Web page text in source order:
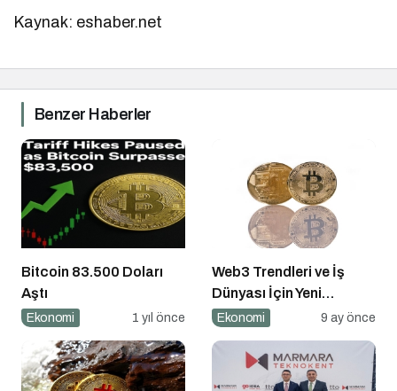
Kaynak: eshaber.net
Benzer Haberler
Bitcoin 83.500 Doları
Aştı
Ekonomi 1 yıl önce
Web3 Trendleri ve İş
Dünyası İçin Yeni
Fırsatlar
Ekonomi 9 ay önce